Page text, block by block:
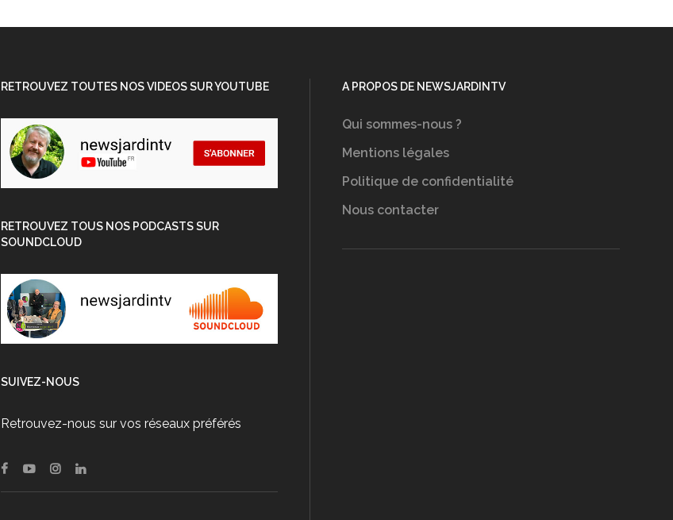
RETROUVEZ TOUTES NOS VIDEOS SUR YOUTUBE
RETROUVEZ TOUS NOS PODCASTS SUR
SOUNDCLOUD
SUIVEZ-NOUS
Retrouvez-nous sur vos réseaux préférés
A PROPOS DE NEWSJARDINTV
Qui sommes-nous ?
Mentions légales
Politique de confidentialité
Nous contacter